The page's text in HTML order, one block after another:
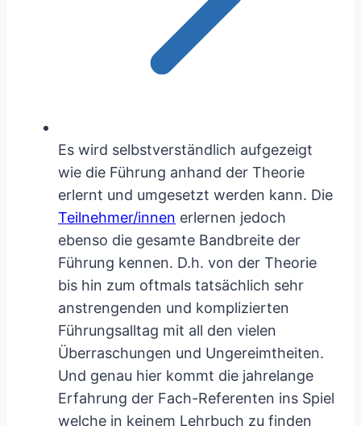
Es wird selbstverständlich aufgezeigt
wie die Führung anhand der Theorie
erlernt und umgesetzt werden kann. Die
Teilnehmer/innen erlernen jedoch
ebenso die gesamte Bandbreite der
Führung kennen. D.h. von der Theorie
bis hin zum oftmals tatsächlich sehr
anstrengenden und komplizierten
Führungsalltag mit all den vielen
Überraschungen und Ungereimtheiten.
Und genau hier kommt die jahrelange
Erfahrung der Fach-Referenten ins Spiel
welche in keinem Lehrbuch zu finden